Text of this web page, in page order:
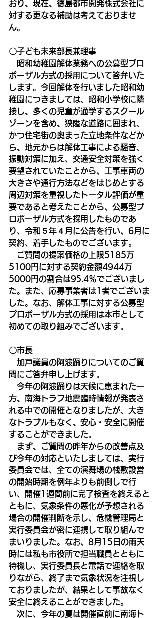
おり、現在、徳島都市開発株式会社に
対する更なる補助は考えておりませ
ん。
〇子ども未来部長兼理事
昭和幼稚園解体業務への公募型プロ
ポーザル方式の採用について答弁いた
します。今回解体を行いました昭和幼
稚園につきましては、昭和小学校に隣
接し、多くの児童が通学するスクール
ゾーンを含め、狭隘な道路に囲まれ、
かつ住宅街の奥まった立地条件などか
ら、地元からは解体工事による騒音、
振動対策に加え、交通安全対策を強く
要望されていたことから、工事車両の
大きさや通行方法などをはじめとする
周辺対策を重視したトータル評価が重
要であると考えたことから、公募型プ
ロポーザル方式を採用したものであ
り、令和５年４月に公告を行い、6月に
契約、着手したものでございます。
ご質問の提案価格の上限5185万
5100円に対する契約金額4944万
5000円の割合は95.4％でございまし
た。また、応募事業者は1者でございま
した。なお、解体工事に対する公募型
プロポーザル方式の採用は本市として
初めての取り組みでございます。
〇市長
加戸議員の阿波踊りについてのご質
問にご答弁申し上げます。
今年の阿波踊りは天候に恵まれた一
方、南海トラフ地震臨時情報が発表さ
れる中での開催となりましたが、大き
なトラブルもなく、安心・安全に開催
することができました。
まず、ご質問の昨年からの改善点及
び今年の対応といたしましては、実行
委員会では、全ての演舞場の桟敷設営
の開始時期を例年よりも前倒しで行
い、開催1週間前に完了検査を終えると
ともに、気象条件の悪化が予想される
場合の開催判断を示し、危機管理局と
実行委員会が密に連携して取り組んで
まいりました。なお、8月15日の雨天
時には私も市役所で担当職員とともに
待機し、実行委員長と電話で連絡を取
りながら、終了まで気象状況を注視し
ておりましたが、結果として事故なく
安全に終えることができました。
次に、今年の夏は開催直前に南海ト